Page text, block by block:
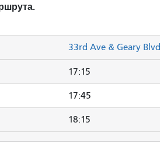
33rd Ave & Geary Blvd
17:15
17:45
18:15